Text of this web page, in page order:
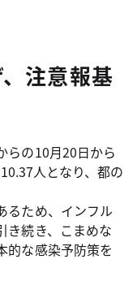
注意報基
らの10月20日から
人となり、都の
るため、インフル
き続き、こまめな
的な感染予防策を